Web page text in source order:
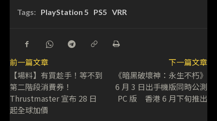
Tags: PlayStation 5 PS5 VRR
前一篇文章
【場料】有買趁手！等不到
第二階段消費券！
Thrustmaster 宣布 28 日
起全球加價
下一篇文章
《暗黑破壞神：永生不朽》
6 月 3 日出手機版同時公測
PC 版 香港 6 月下旬推出